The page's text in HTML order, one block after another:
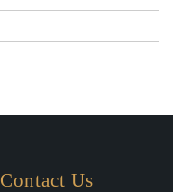
Contact Us